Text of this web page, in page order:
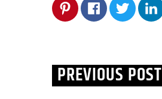
PREVIOUS POST